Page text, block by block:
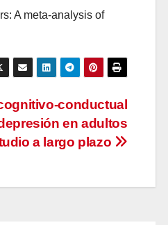
A meta-analysis of
conductual
en adultos
a largo plazo